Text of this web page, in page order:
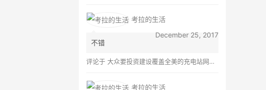
考拉的生活
December 25, 2017
不错
评论于 大众要投资建设覆盖全美的充电站网络，特斯拉也没闲着
考拉的生活